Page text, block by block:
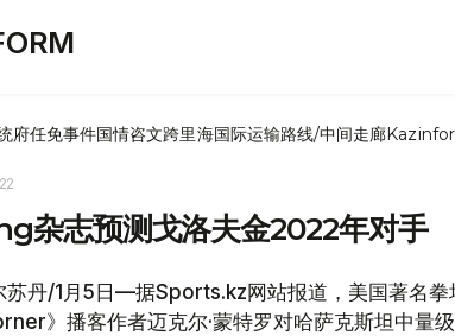
府任免事件国情咨文跨里海国际运输路线/中间走廊
杂志预测戈洛夫金2022年对手
苏丹/1月5日—据Sports.kz网站报道，美国著名
》播客作者迈克尔·蒙特罗对哈萨克斯坦中量